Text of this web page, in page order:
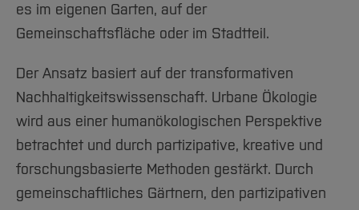
es im eigenen Garten, auf der
Gemeinschaftsfläche oder im Stadtteil.
Der Ansatz basiert auf der transformativen
Nachhaltigkeitswissenschaft. Urbane Ökologie
wird aus einer humanökologischen Perspektive
betrachtet und durch partizipative, kreative und
forschungsbasierte Methoden gestärkt. Durch
gemeinschaftliches Gärtnern, den partizipativen